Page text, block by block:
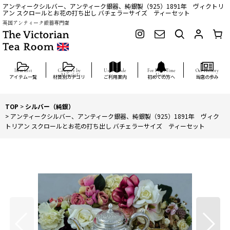
アンティークシルバー、アンティーク銀器、純銀製（925）1891年 ヴィクトリ
アン スクロールとお花の打ち出し バチェラーサイズ ティーセット
英国アンティーク銀器専門店
アイテム一覧 材質別カテゴリ ご利用案内 初めての方へ 当店の歩み
TOP > シルバー（純銀）
> アンティークシルバー、アンティーク銀器、純銀製（925）1891年 ヴィク
トリアン スクロールとお花の打ち出し バチェラーサイズ ティーセット